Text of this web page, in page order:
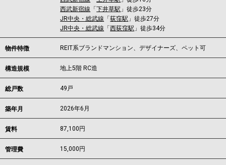
西武新宿線 「下井草駅 」徒歩23分
JR中央・総武線 「荻窪駅 」徒歩27分
JR中央・総武線 「西荻窪駅 」徒歩34分
物件特徴 REIT系ブランドマンション、デザイナーズ、ペット可
構造規模 地上5階 RC造
総戸数 49戸
築年月 2026年6月
賃料 87,100 円
管理費 15,000円